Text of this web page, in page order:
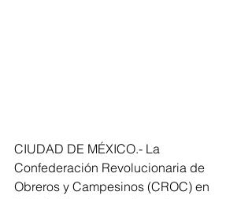
CIUDAD DE MÉXICO.- La
Confederación Revolucionaria de
Obreros y Campesinos (CROC) en